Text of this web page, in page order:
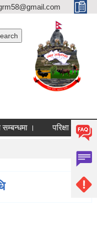
। परिक्षा मिति